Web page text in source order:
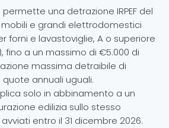
permette una detrazione IRPEF del
mobili e grandi elettrodomestici
forni e lavastoviglie, A o superiore
fino a un massimo di €5.000 di
massima detraibile di
quote annuali uguali.
solo in abbinamento a un
edilizia sullo stesso
entro il 31 dicembre 2026.